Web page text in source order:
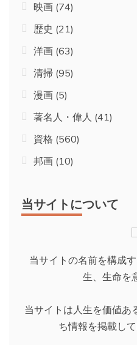
映画 (74)
歴史 (21)
洋画 (63)
清掃 (95)
漫画 (5)
著名人・偉人 (41)
資格 (560)
邦画 (10)
当サイトについて
当サイトの名前を構成
生、生命を
当サイトは人生を価値あ
ち情報を掲載し